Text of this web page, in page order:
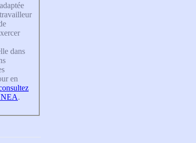
dans
en
.